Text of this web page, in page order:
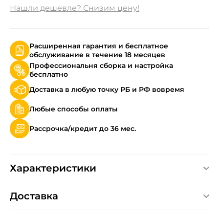
Нашли дешевле? Снизим цену!
Расширенная гарантия и бесплатное
обслуживание в течение 18 месяцев
Профессиональня сборка и настройка
бесплатно
Доставка в любую точку РБ и РФ вовремя
Любые способы оплаты
Рассрочка/кредит до 36 мес.
Характеристики
Доставка